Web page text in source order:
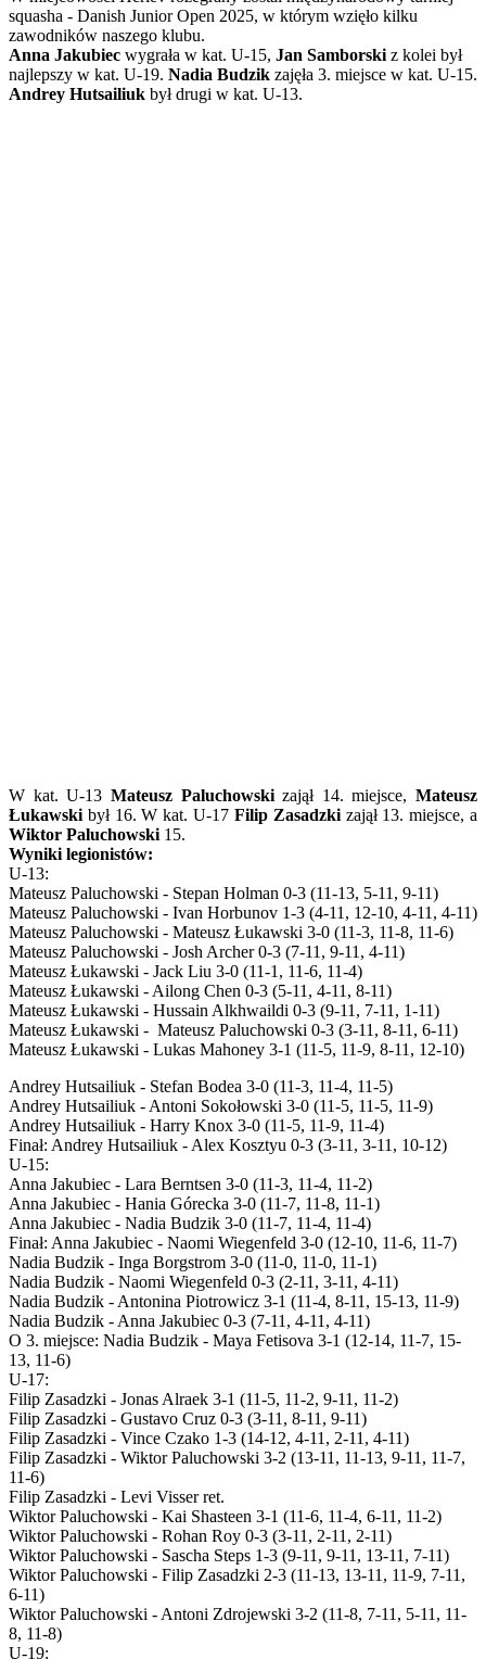
squasha - Danish Junior Open 2025, w którym wzięło kilku
zawodników naszego klubu.
Anna Jakubiec wygrała w kat. U-15, Jan Samborski z kolei był
najlepszy w kat. U-19. Nadia Budzik zajęła 3. miejsce w kat. U-15.
Andrey Hutsailiuk był drugi w kat. U-13.
W kat. U-13 Mateusz Paluchowskizajął 14. miejsce, Mateusz
Łukawski był 16. W kat. U-17 Filip Zasadzkizajął 13. miejsce, a
Wiktor Paluchowski 15.
Wyniki legionistów:
U-13:
Mateusz Paluchowski - Stepan Holman 0-3 (11-13, 5-11, 9-11)
Mateusz Paluchowski - Ivan Horbunov 1-3 (4-11, 12-10, 4-11, 4-11)
Mateusz Paluchowski - Mateusz Łukawski 3-0 (11-3, 11-8, 11-6)
Mateusz Paluchowski - Josh Archer 0-3 (7-11, 9-11, 4-11)
Mateusz Łukawski - Jack Liu 3-0 (11-1, 11-6, 11-4)
Mateusz Łukawski - Ailong Chen 0-3 (5-11, 4-11, 8-11)
Mateusz Łukawski - Hussain Alkhwaildi 0-3 (9-11, 7-11, 1-11)
Mateusz Łukawski - Mateusz Paluchowski 0-3 (3-11, 8-11, 6-11)
Mateusz Łukawski - Lukas Mahoney 3-1 (11-5, 11-9, 8-11, 12-10)
Andrey Hutsailiuk - Stefan Bodea 3-0 (11-3, 11-4, 11-5)
Andrey Hutsailiuk - Antoni Sokołowski 3-0 (11-5, 11-5, 11-9)
Andrey Hutsailiuk - Harry Knox 3-0 (11-5, 11-9, 11-4)
Finał: Andrey Hutsailiuk - Alex Kosztyu 0-3 (3-11, 3-11, 10-12)
U-15:
Anna Jakubiec - Lara Berntsen 3-0 (11-3, 11-4, 11-2)
Anna Jakubiec - Hania Górecka 3-0 (11-7, 11-8, 11-1)
Anna Jakubiec - Nadia Budzik 3-0 (11-7, 11-4, 11-4)
Finał: Anna Jakubiec - Naomi Wiegenfeld 3-0 (12-10, 11-6, 11-7)
Nadia Budzik - Inga Borgstrom 3-0 (11-0, 11-0, 11-1)
Nadia Budzik - Naomi Wiegenfeld 0-3 (2-11, 3-11, 4-11)
Nadia Budzik - Antonina Piotrowicz 3-1 (11-4, 8-11, 15-13, 11-9)
Nadia Budzik - Anna Jakubiec 0-3 (7-11, 4-11, 4-11)
O 3. miejsce: Nadia Budzik - Maya Fetisova 3-1 (12-14, 11-7, 15-
13, 11-6)
U-17:
Filip Zasadzki - Jonas Alraek 3-1 (11-5, 11-2, 9-11, 11-2)
Filip Zasadzki - Gustavo Cruz 0-3 (3-11, 8-11, 9-11)
Filip Zasadzki - Vince Czako 1-3 (14-12, 4-11, 2-11, 4-11)
Filip Zasadzki - Wiktor Paluchowski 3-2 (13-11, 11-13, 9-11, 11-7,
11-6)
Filip Zasadzki - Levi Visser ret.
Wiktor Paluchowski - Kai Shasteen 3-1 (11-6, 11-4, 6-11, 11-2)
Wiktor Paluchowski - Rohan Roy 0-3 (3-11, 2-11, 2-11)
Wiktor Paluchowski - Sascha Steps 1-3 (9-11, 9-11, 13-11, 7-11)
Wiktor Paluchowski - Filip Zasadzki 2-3 (11-13, 13-11, 11-9, 7-11,
6-11)
Wiktor Paluchowski - Antoni Zdrojewski 3-2 (11-8, 7-11, 5-11, 11-
8, 11-8)
U-19: